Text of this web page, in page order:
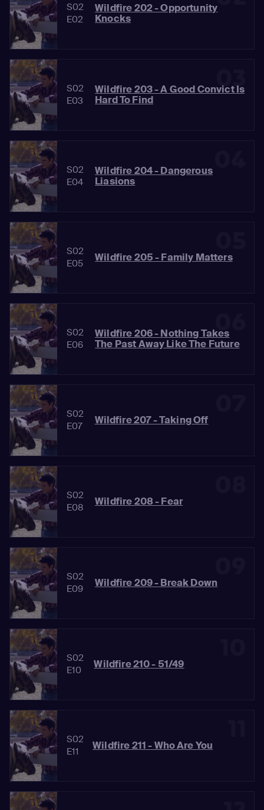
S02
E02
Wildfire 202 - Opportunity
Knocks
03
S02
E03
Wildfire 203 - A Good Convict Is
Hard To Find
S02
E04
Wildfire 204 - Dangerous
Liasions
S02
E05
Wildfire 205 - Family Matters
06
S02
E06
Wildfire 206 - Nothing Takes
The Past Away Like The Future
S02
E07
Wildfire 207 - Taking Off
S02
E08
Wildfire 208 - Fear
S02
E09
Wildfire 209 - Break Down
S02
E10
Wildfire 210 - 51/49
S02
E11
Wildfire 211 - Who Are You